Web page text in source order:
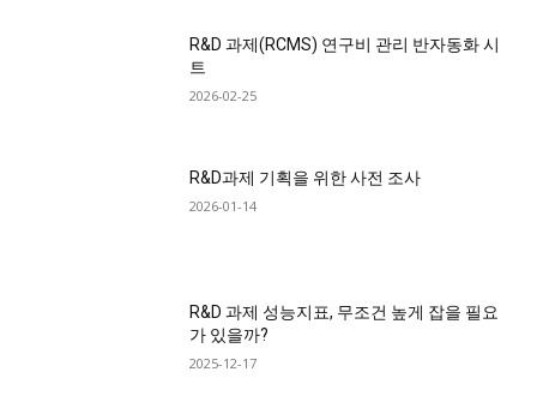
R&D 과제(RCMS) 연구비 관리 반자동화 시
트
2026-02-25
R&D과제 기획을 위한 사전 조사
2026-01-14
R&D 과제 성능지표, 무조건 높게 잡을 필요
가 있을까?
2025-12-17